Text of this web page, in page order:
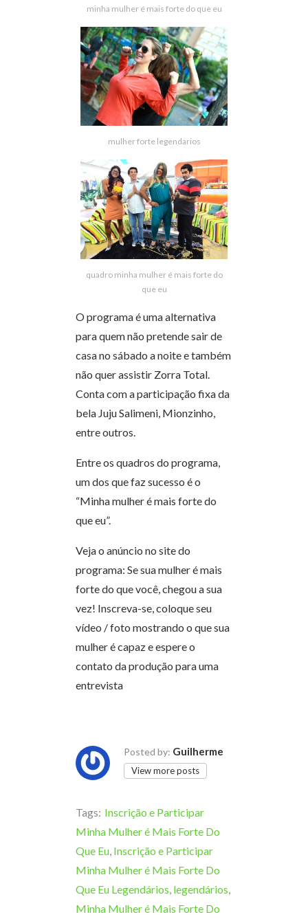
minha mulher é mais forte do que eu
mulher forte legendarios
quadro minha mulher é mais forte do
que eu
O programa é uma alternativa
para quem não pretende sair de
casa no sábado a noite e também
não quer assistir Zorra Total.
Conta com a participação fixa da
bela Juju Salimeni, Mionzinho,
entre outros.
Entre os quadros do programa,
um dos que faz sucesso é o
“Minha mulher é mais forte do
que eu”.
Veja o anúncio no site do
programa: Se sua mulher é mais
forte do que você, chegou a sua
vez! Inscreva-se, coloque seu
vídeo / foto mostrando o que sua
mulher é capaz e espere o
contato da produção para uma
entrevista
Posted by: Guilherme
View more posts
Tags: Inscrição e Participar
Minha Mulher é Mais Forte Do
Que Eu Inscrição e Participar
Minha Mulher é Mais Forte Do
Que Eu Legendários legendários
Minha Mulher é Mais Forte Do